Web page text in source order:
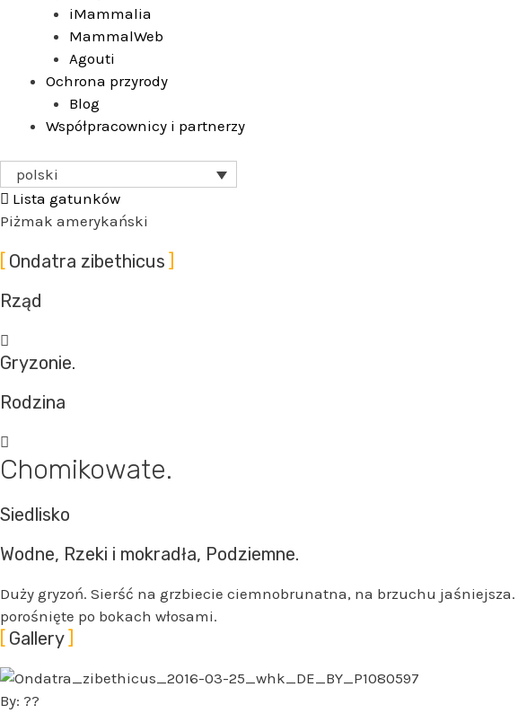
iMammalia
MammalWeb
Agouti
Ochrona przyrody
Blog
Współpracownicy i partnerzy
polski
Lista gatunków
Piżmak amerykański
Ondatra zibethicus
Rząd
Gryzonie.
Rodzina
Chomikowate.
Siedlisko
Wodne, Rzeki i mokradła, Podziemne.
Duży gryzoń. Sierść na grzbiecie ciemnobrunatna, na brzuchu
porośnięte po bokach włosami.
Gallery
By: ??